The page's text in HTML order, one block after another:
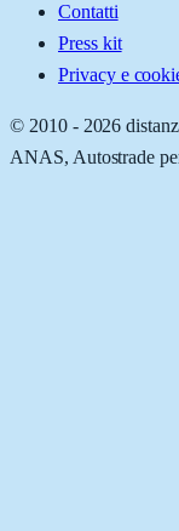
Contatti
Press kit
Privacy e
© 2010 - 2026
ANAS, Autostrade